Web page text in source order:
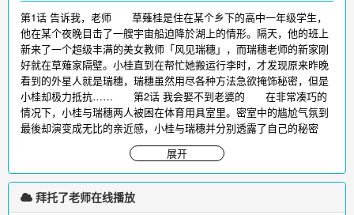
展开
第1话 告诉我，老师 草薙桂是住在某个乡下的高中一年级学生，
他在某个夜晚目击了一艘宇宙船迫降於湖上的情形。隔天，他的班上
新来了一个超级丰满的美女教师「风见瑞穗」，而瑞穗老师的新家刚
好就在草薙家隔壁。小桂直到在帮忙她搬运行李时，才发现原来昨晚
看到的外星人就是瑞穗，瑞穗虽然用尽各种方法急欲掩饰秘密，但是
小桂却极力抵抗…… 第2话 我会娶不到老婆的 在非常凑巧的
情况下，小桂与瑞穗两人被困在体育用具室里。密室中的尴尬气氛到
最後却演变成无比的亲近感，小桂与瑞穗并分别透露了自己的秘密
（瑞穗的真正身份是外星人派驻地球的监视员，而小桂则是罹患了一
种会导致精神和肉体组织呈现暂时性假死状态的怪病）。两人最後虽
然终於获救，但是却不幸被校长发现，为了摆脱校长的质疑，小桂於
是便在大家面前说：「其实我是瑞穗的丈夫！」 第3话 这下糟
了，老师 小桂与瑞穗因为之前所发生的事，被迫不...
拜托了老师在线播放